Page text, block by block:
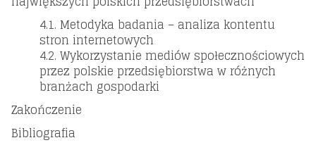
4.1. Metodyka badania – analiza kontentu
stron internetowych
4.2. Wykorzystanie mediów społecznościowych
przez polskie przedsiębiorstwa w różnych
branżach gospodarki
Zakończenie
Bibliografia